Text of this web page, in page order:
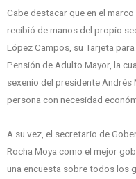
Cabe destacar que en el
recibió de manos del propio
López Campos, su Tarjeta
Pensión de Adulto Mayor, la
sexenio del presidente Andrés
persona con necesidad
A su vez, el secretario de
Rocha Moya como el mejor
una encuesta sobre todos los